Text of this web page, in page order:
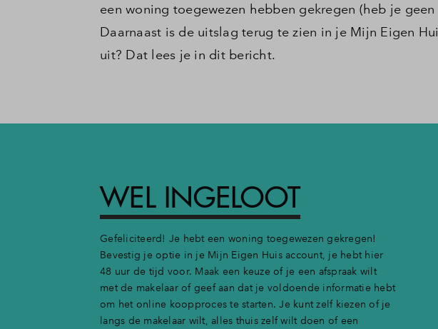
een woning toegewezen hebben gekregen (heb je
Daarnaast is de uitslag terug te zien in je Mijn Eigen
uit? Dat lees je in dit bericht.
WEL INGELOOT
Gefeliciteerd! Je hebt een woning toegewezen gekregen!
Bevestig je optie in je Mijn Eigen Huis account, je hebt hier
48 uur de tijd voor. Maak een keuze of je een afspraak wilt
met de makelaar of geef aan dat je voldoende informatie hebt
om het online koopproces te starten. Je kunt zelf kiezen of je
langs de makelaar wilt, alles thuis zelf wilt doen of een